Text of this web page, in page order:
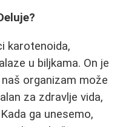
karotenoida,
u biljkama. On je
organizam može
za zdravlje vida,
ga unesemo,